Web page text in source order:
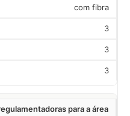
com fibra
3
3
3
para a área